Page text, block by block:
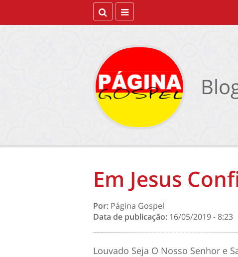
Em Jesus
Por: Página Gospel
Data de publicação: 16/05/2019 - 8:23
Louvado Seja O Nosso Senhor e